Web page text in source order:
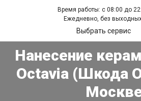
Время работы: с 08:00 до
Ежедневно, без
Выбрать сервис
Нанесение
Octavia (Шкода